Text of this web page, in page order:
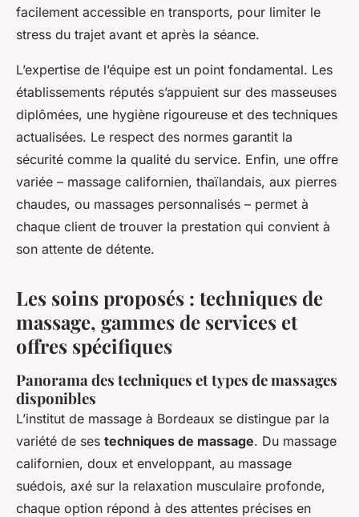
facilement accessible en transports, pour limiter le
stress du trajet avant et après la séance.
L’expertise de l’équipe est un point fondamental. Les
établissements réputés s’appuient sur des masseuses
diplômées, une hygiène rigoureuse et des techniques
actualisées. Le respect des normes garantit la
sécurité comme la qualité du service. Enfin, une offre
variée – massage californien, thaïlandais, aux pierres
chaudes, ou massages personnalisés – permet à
chaque client de trouver la prestation qui convient à
son attente de détente.
Les soins proposés : techniques de
massage, gammes de services et
offres spécifiques
Panorama des techniques et types de massages
disponibles
L’institut de massage à Bordeaux se distingue par la
variété de ses techniques de massage. Du massage
californien, doux et enveloppant, au massage
suédois, axé sur la relaxation musculaire profonde,
chaque option répond à des attentes précises en